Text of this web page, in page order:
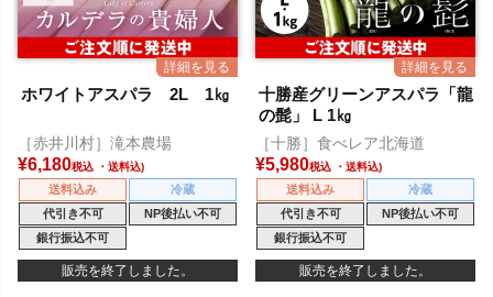
ホワイトアスパラ 2L 1㎏
［赤井川村］滝本農場
¥6,180税込
送料込み
冷蔵
代引き不可
NP後払い不可
銀行振込不可
販売を終了しました。
十勝産グリーンアスパラ「龍
の髭」 L 1㎏
［十勝］食べレア北海道
¥5,980税込
送料込み
冷蔵
代引き不可
NP後払い不可
銀行振込不可
販売を終了しました。